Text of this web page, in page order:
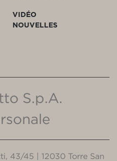
VIDÉO
NOUVELLES
S.p.A.
43/45 | 12030 Torre San